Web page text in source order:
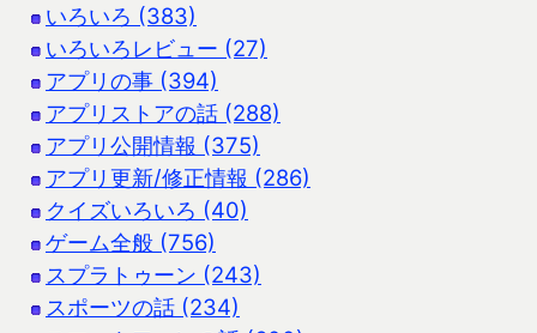
いろいろ (383)
いろいろレビュー (27)
アプリの事 (394)
アプリストアの話 (288)
アプリ公開情報 (375)
アプリ更新/修正情報 (286)
クイズいろいろ (40)
ゲーム全般 (756)
スプラトゥーン (243)
スポーツの話 (234)